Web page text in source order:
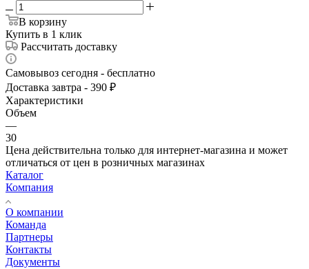
В корзину
Купить в 1 клик
Рассчитать доставку
Самовывоз сегодня - бесплатно
Доставка завтра - 390 ₽
Характеристики
Объем
—
30
Цена действительна только для интернет-магазина и может
отличаться от цен в розничных магазинах
Каталог
Компания
О компании
Команда
Партнеры
Контакты
Документы